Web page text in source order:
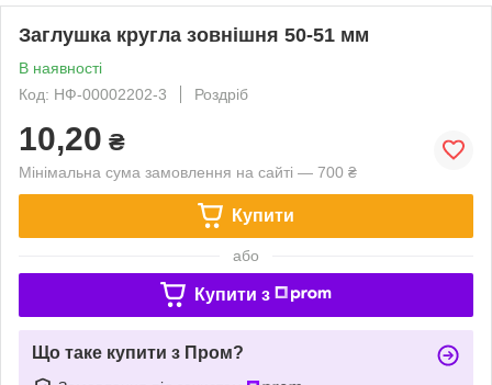
Заглушка кругла зовнішня 50-51 мм
В наявності
Код: НФ-00002202-3
Роздріб
10,20 ₴
Мінімальна сума замовлення на сайті — 700 ₴
Купити
або
Купити з
Що таке купити з Пром?